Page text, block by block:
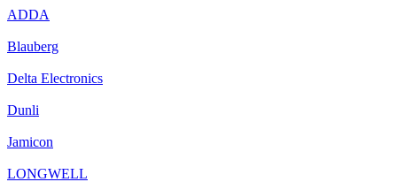
ADDA
Blauberg
Delta Electronics
Dunli
Jamicon
LONGWELL